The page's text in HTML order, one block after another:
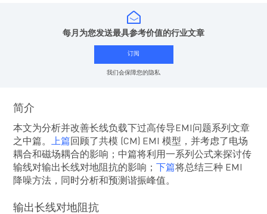
每月为您发送最具参考价值的行业文章
订阅
我们会保障您的隐私
简介
本文为分析并改善长线负载下过高传导EMI问题系列文章
之中篇。上篇 回顾了共模 (CM) EMI 模型，并考虑了电场
耦合和磁场耦合的影响；中篇将利用一系列公式来探讨传
输线对输出长线对地阻抗的影响；
下篇将总结三种 EMI
降噪方法，同时分析和预测谐振峰值。
输出长线对地阻抗